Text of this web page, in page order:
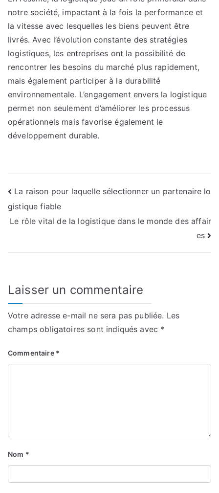
notre société, impactant à la fois la performance et
la vitesse avec lesquelles les biens peuvent être
livrés. Avec l’évolution constante des stratégies
logistiques, les entreprises ont la possibilité de
rencontrer les besoins du marché plus rapidement,
mais également participer à la durabilité
environnementale. L’engagement envers la logistique
permet non seulement d’améliorer les processus
opérationnels mais favorise également le
développement durable.
Navigation
de
La raison pour laquelle sélectionner un partenaire lo
gistique fiable
Le rôle vital de la logistique dans le monde des affair
es
Laisser un commentaire
Votre adresse e-mail ne sera pas publiée. Les
champs obligatoires sont indiqués avec *
Commentaire *
Nom *